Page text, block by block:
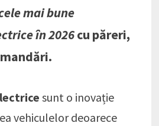
mai bune
în 2026cu păreri,
sunt o inovație
vehiculelor deoarece